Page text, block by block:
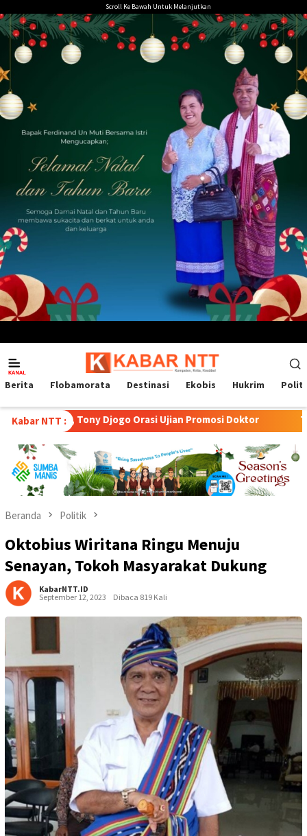
ke
konten
Scroll Ke Bawah Untuk Melanjutkan
Mobile
Berita Flobamorata Destinasi Ekobis Hukrim
Kabar NTT :
Djogo Orasi Ujian Promosi Doktor Transformasi
Beranda Politik
Oktobius Wiritana Ringu Menuju
Senayan, Tokoh Masyarakat Dukung
KabarNTT.ID
September 12, 2023
Dibaca 819 Kali